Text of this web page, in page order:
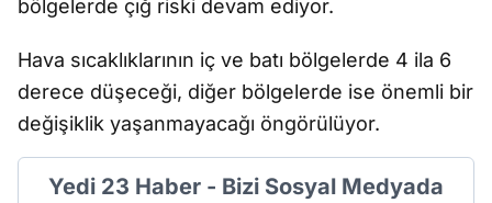
bölgelerde çığ riski devam ediyor.
Hava sıcaklıklarının iç ve batı bölgelerde 4 ila 6
derece düşeceği, diğer bölgelerde ise önemli bir
değişiklik yaşanmayacağı öngörülüyor.
Yedi 23 Haber - Bizi Sosyal Medyada